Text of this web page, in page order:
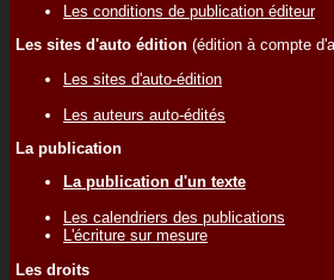
Les conditions de publication éditeur
Les sites d'auto édition (édition à compte
Les sites d'auto-édition
Les auteurs auto-édités
La publication
La publication d'un texte
Les calendriers des publications
L'écriture sur mesure
Les droits